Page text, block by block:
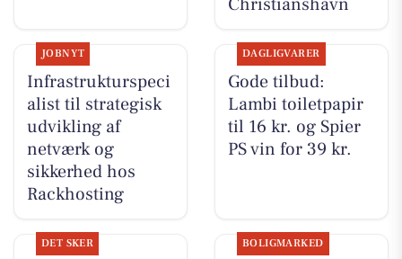
JOBNYT
Infrastrukturspeci
alist til strategisk
udvikling af
netværk og
sikkerhed hos
Rackhosting
DAGLIGVARER
Gode tilbud:
Lambi toiletpapir
til 16 kr. og Spier
PS vin for 39 kr.
DET SKER BOLIGMARKED